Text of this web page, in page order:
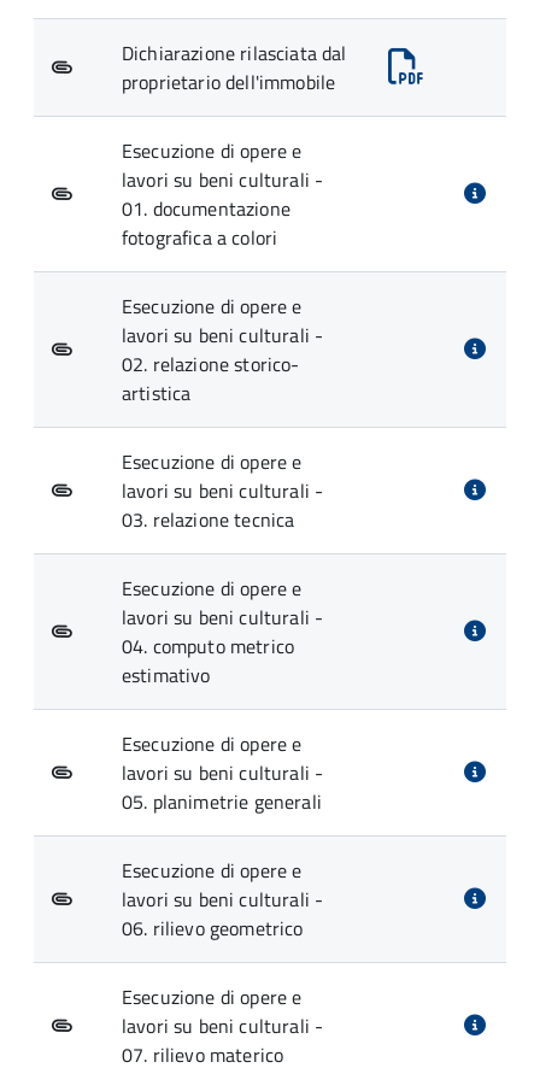
Dichiarazione rilasciata dal
proprietario dell'immobile
Esecuzione di opere e
lavori su beni culturali -
01. documentazione
fotografica a colori
Esecuzione di opere e
lavori su beni culturali -
02. relazione storico-
artistica
Esecuzione di opere e
lavori su beni culturali -
03. relazione tecnica
Esecuzione di opere e
lavori su beni culturali -
04. computo metrico
estimativo
Esecuzione di opere e
lavori su beni culturali -
05. planimetrie generali
Esecuzione di opere e
lavori su beni culturali -
06. rilievo geometrico
Esecuzione di opere e
lavori su beni culturali -
07. rilievo materico